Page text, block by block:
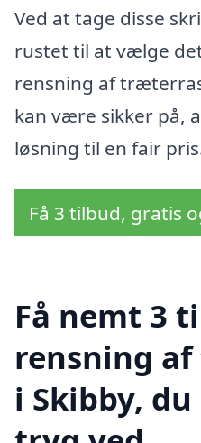
Ved at tage disse
rustet til at vælge
rensning af
kan være sikker på,
løsning til en fair
Få 3 tilbud, gratis
Få nemt 3
rensning
i Skibby,